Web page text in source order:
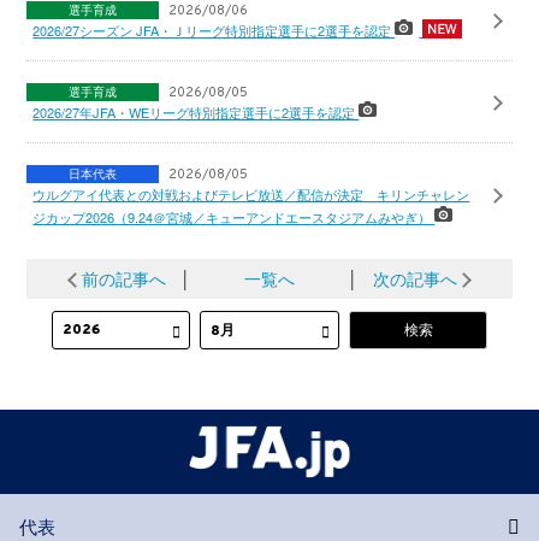
選手育成 2026/08/06
2026/27シーズン JFA・Ｊリーグ特別指定選手に2選手を認定
選手育成 2026/08/05
2026/27年JFA・WEリーグ特別指定選手に2選手を認定
日本代表 2026/08/05
ウルグアイ代表との対戦およびテレビ放送／配信が決定 キリンチャレン
ジカップ2026（9.24＠宮城／キューアンドエースタジアムみやぎ）
前の記事へ 一覧へ 次の記事へ
代表